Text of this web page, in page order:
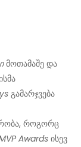
მოთამაშე და
გამარჯვება
როგორც
Awards ისევ